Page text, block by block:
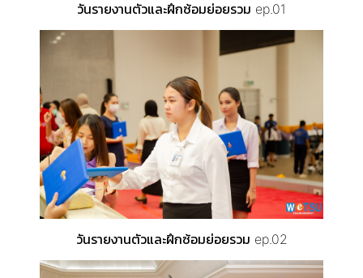
วันรายงานตัวและฝึกซ้อมย่อยรวม ep.01
วันรายงานตัวและฝึกซ้อมย่อยรวม ep.02